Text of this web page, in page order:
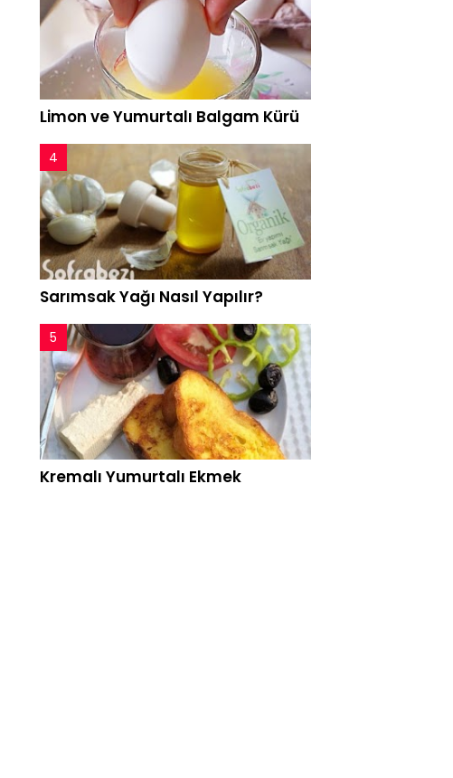
Limon ve Yumurtalı Balgam Kürü
Sarımsak Yağı Nasıl Yapılır?
Kremalı Yumurtalı Ekmek